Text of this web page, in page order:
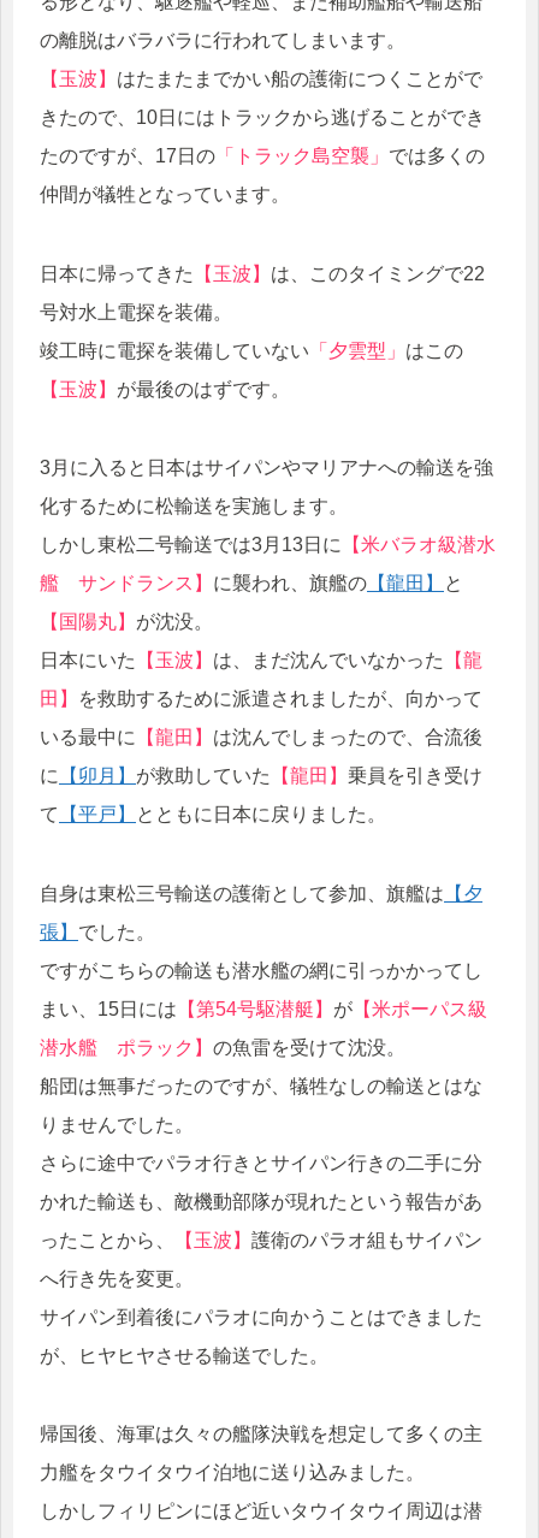
の離脱はバラバラに行われてしまいます。
【玉波】 はたまたまでかい船の護衛につくことがで
きたので、10日にはトラックから逃げることができ
たのですが、17日の 「トラック島空襲」 では多くの
仲間が犠牲となっています。
日本に帰ってきた 【玉波】 は、このタイミングで22
号対水上電探を装備。
竣工時に電探を装備していない 「夕雲型」 はこの
【玉波】 が最後のはずです。
3月に入ると日本はサイパンやマリアナへの輸送を強
化するために松輸送を実施します。
しかし東松二号輸送では3月13日に
【米バラオ級潜水
艦 サンドランス】 に襲われ、旗艦の 【龍田】
と
【国陽丸】 が沈没。
日本にいた
【玉波】 は、まだ沈んでいなかった
【龍
田】
を救助するために派遣されましたが、向かって
いる最中に
【龍田】 は沈んでしまったので、合流後
に
【卯月】 が救助していた 【龍田】 乗員を引き受け
て
【平戸】 とともに日本に戻りました。
自身は東松三号輸送の護衛として参加、旗艦は 【夕
張】 でした。
ですがこちらの輸送も潜水艦の網に引っかかってし
まい、15日には 【第54号駆潜艇】 が 【米ポーパス級
潜水艦 ポラック】 の魚雷を受けて沈没。
船団は無事だったのですが、犠牲なしの輸送とはな
りませんでした。
さらに途中でパラオ行きとサイパン行きの二手に分
かれた輸送も、敵機動部隊が現れたという報告があ
ったことから、
【玉波】 護衛のパラオ組もサイパン
へ行き先を変更。
サイパン到着後にパラオに向かうことはできました
が、ヒヤヒヤさせる輸送でした。
帰国後、海軍は久々の艦隊決戦を想定して多くの主
力艦をタウイタウイ泊地に送り込みました。
しかしフィリピンにほど近いタウイタウイ周辺は潜